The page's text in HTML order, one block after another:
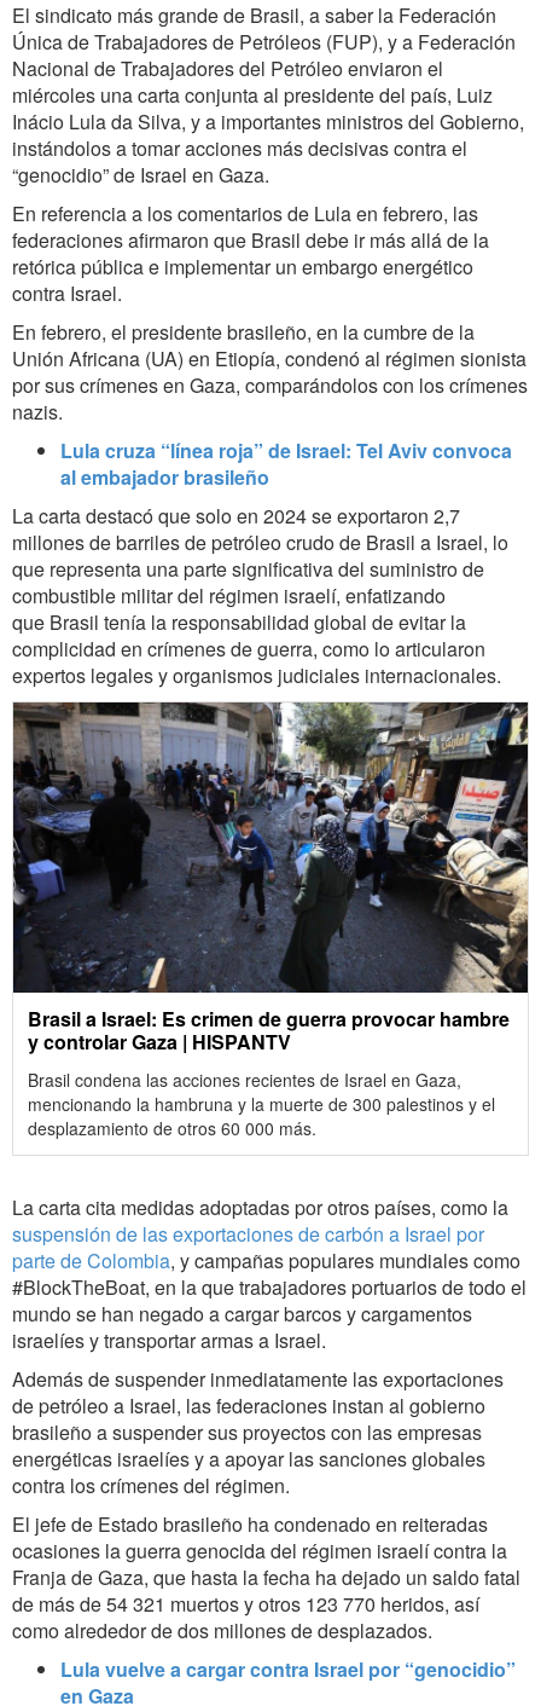
El sindicato más grande de Brasil, a saber la Federación
Única de Trabajadores de Petróleos (FUP), y a Federación
Nacional de Trabajadores del Petróleo enviaron el
miércoles una carta conjunta al presidente del país, Luiz
Inácio Lula da Silva, y a importantes ministros del Gobierno,
instándolos a tomar acciones más decisivas contra el
“genocidio” de Israel en Gaza.
En referencia a los comentarios de Lula en febrero, las
federaciones afirmaron que Brasil debe ir más allá de la
retórica pública e implementar un embargo energético
contra Israel.
En febrero, el presidente brasileño, en la cumbre de la
Unión Africana (UA) en Etiopía, condenó al régimen sionista
por sus crímenes en Gaza, comparándolos con los crímenes
nazis.
Lula cruza “línea roja” de Israel: Tel Aviv convoca
al embajador brasileño
La carta destacó que solo en 2024 se exportaron 2,7
millones de barriles de petróleo crudo de Brasil a Israel, lo
que representa una parte significativa del suministro de
combustible militar del régimen israelí, enfatizando
que Brasil tenía la responsabilidad global de evitar la
complicidad en crímenes de guerra, como lo articularon
expertos legales y organismos judiciales internacionales.
Brasil a Israel: Es crimen de guerra provocar hambre
y controlar Gaza | HISPANTV
Brasil condena las acciones recientes de Israel en Gaza,
mencionando la hambruna y la muerte de 300 palestinos y el
desplazamiento de otros 60 000 más.
La carta cita medidas adoptadas por otros países, como la
suspensión de las exportaciones de carbón a Israel por
parte de Colombia, y campañas populares mundiales como
#BlockTheBoat, en la que trabajadores portuarios de todo el
mundo se han negado a cargar barcos y cargamentos
israelíes y transportar armas a Israel.
Además de suspender inmediatamente las exportaciones
de petróleo a Israel, las federaciones instan al gobierno
brasileño a suspender sus proyectos con las empresas
energéticas israelíes y a apoyar las sanciones globales
contra los crímenes del régimen.
El jefe de Estado brasileño ha condenado en reiteradas
ocasiones la guerra genocida del régimen israelí contra la
Franja de Gaza, que hasta la fecha ha dejado un saldo fatal
de más de 54 321 muertos y otros 123 770 heridos, así
como alrededor de dos millones de desplazados.
Lula vuelve a cargar contra Israel por “genocidio”
en Gaza